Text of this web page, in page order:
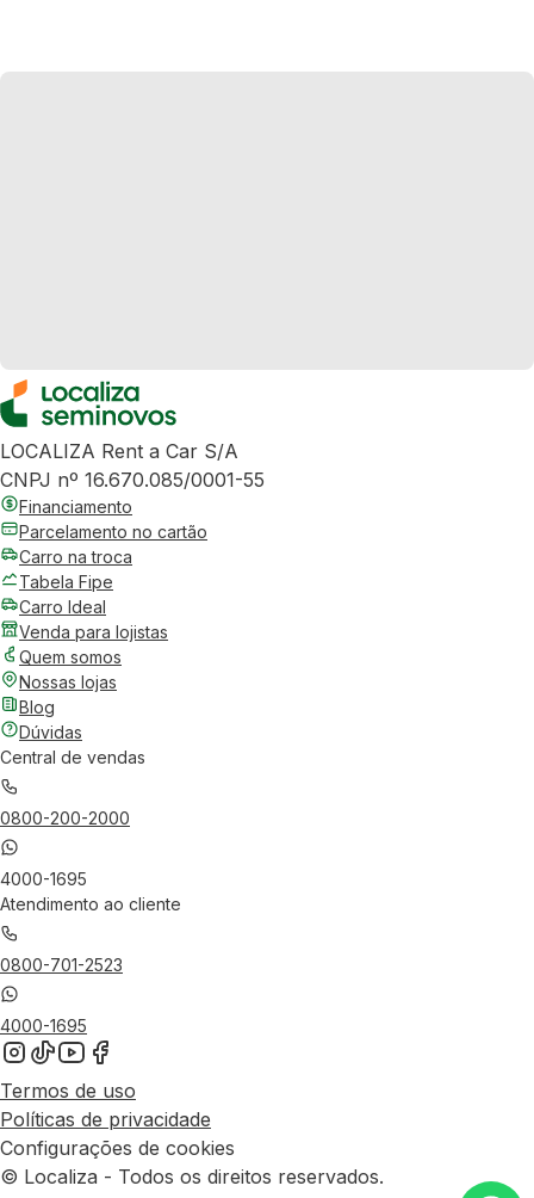
LOCALIZA Rent a Car S/A
CNPJ nº 16.670.085/0001-55
Financiamento
Parcelamento no cartão
Carro na troca
Tabela Fipe
Carro Ideal
Venda para lojistas
Quem somos
Nossas lojas
Blog
Dúvidas
Central de vendas
0800-200-2000
4000-1695
Atendimento ao cliente
0800-701-2523
4000-1695
Termos de uso
Políticas de privacidade
Configurações de cookies
© Localiza - Todos os direitos reservados.